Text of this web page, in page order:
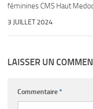
féminines CMS Haut
3 JUILLET 2024
LAISSER UN
Commentaire*